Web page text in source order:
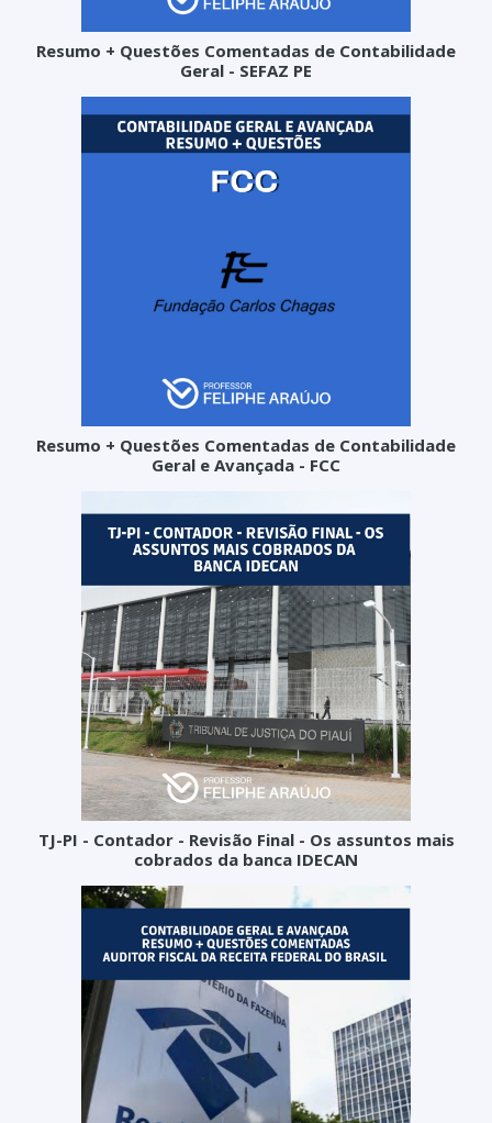
Resumo + Questões Comentadas de Contabilidade
Geral - SEFAZ PE
Resumo + Questões Comentadas de Contabilidade
Geral e Avançada - FCC
TJ-PI - Contador - Revisão Final - Os assuntos mais
cobrados da banca IDECAN